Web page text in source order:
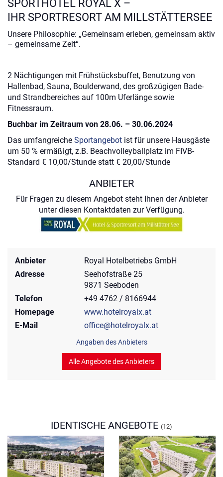
SPORTHOTEL ROYAL X –
IHR SPORTRESORT AM MILLSTÄTTERSEE
Unsere Philosophie: „Gemeinsam erleben, gemeinsam aktiv
– gemeinsame Zeit“.
2 Nächtigungen mit Frühstücksbuffet, Benutzung von
Hallenbad, Sauna, Boulderwand, des großzügigen Bade-
und Strandbereiches auf 100m Uferlänge sowie
Fitnessraum.
Buchbar im Zeitraum von 28.06. – 30.06.2024
Das umfangreiche Sportangebot ist für unsere Hausgäste
um 50 % ermäßigt, z.B. Beachvolleyballplatz im FIVB-
Standard € 10,00/Stunde statt € 20,00/Stunde
ANBIETER
Für Fragen zu diesem Angebot steht Ihnen der Anbieter
unter diesen Kontaktdaten zur Verfügung.
Anbieter
Royal Hotelbetriebs GmbH
Adresse
Seehofstraße 25
9871 Seeboden
Telefon
+49 4762 / 8166944
Homepage
www.hotelroyalx.at
E-Mail
office@hotelroyalx.at
Angaben des Anbieters
Alle Angebote des Anbieters
IDENTISCHE ANGEBOTE (12)